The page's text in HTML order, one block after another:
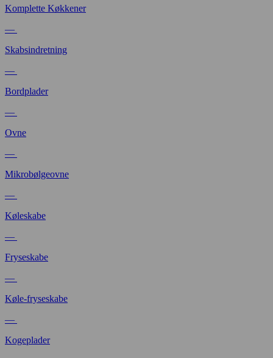
Komplette Køkkener
—
Skabsindretning
—
Bordplader
—
Ovne
—
Mikrobølgeovne
—
Køleskabe
—
Fryseskabe
—
Køle-fryseskabe
—
Kogeplader